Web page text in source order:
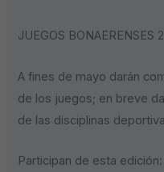
JUEGOS BONAERENSES
A fines de mayo darán
de los juegos; en breve
de las disciplinas
Participan de esta